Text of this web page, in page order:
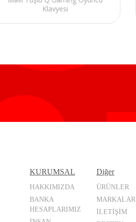
Klavyesi
KURUMSAL
HAKKIMIZDA
BANKA
HESAPLARIMIZ
Diğer
ÜRÜNLER
MARKALAR
İLETİŞİM